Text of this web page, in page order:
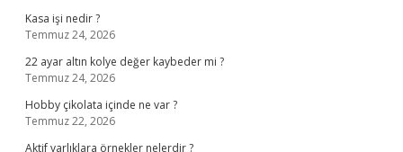
Kasa işi nedir ?
Temmuz 24, 2026
22 ayar altın kolye değer kaybeder mi ?
Temmuz 24, 2026
Hobby çikolata içinde ne var ?
Temmuz 22, 2026
Aktif varlıklara örnekler nelerdir ?